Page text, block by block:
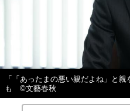
「「あったまの悪い親だよね」と親
も ©︎文藝春秋